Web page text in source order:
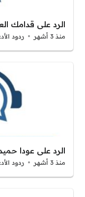
الرد على قدامك
منذ 3 أشهر ردود
الرد على عودا
منذ 3 أشهر ردود